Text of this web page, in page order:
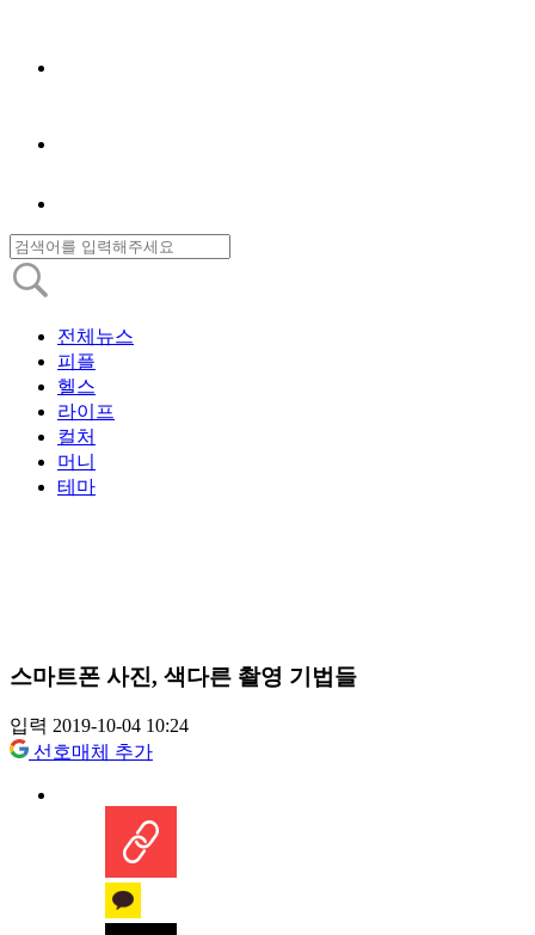
전체뉴스
피플
헬스
라이프
컬처
머니
테마
스마트폰 사진, 색다른 촬영 기법들
입력 2019-10-04 10:24
선호매체 추가